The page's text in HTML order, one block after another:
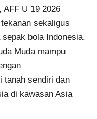
AFF U 19 2026
sekaligus
bola Indonesia.
Muda mampu
tanah sendiri dan
di kawasan Asia